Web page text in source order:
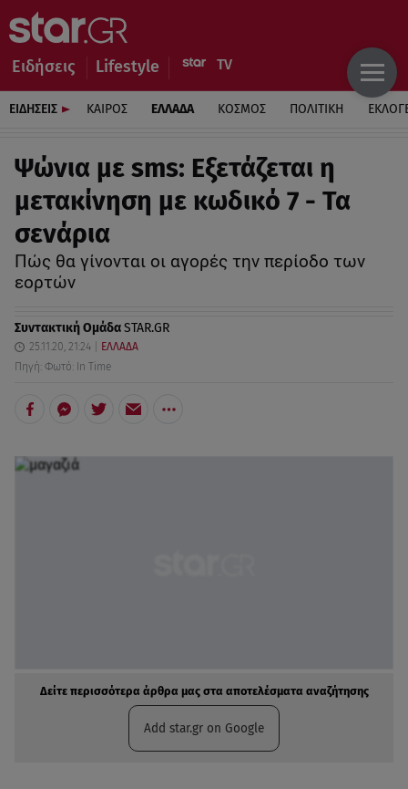
Ειδήσεις Lifestyle
ΕΙΔΗΣΕΙΣ ΚΑΙΡΟΣ ΕΛΛΑΔΑ ΚΟΣΜΟΣ ΠΟΛΙΤΙΚΗ
Ψώνια με sms: Eξετάζεται η
μετακίνηση με κωδικό 7 - Τα
σενάρια
Πώς θα γίνονται οι αγορές την περίοδο των
εορτών
Συντακτική ΟμάδαSTAR.GR
25.11.20, 21:24
ΕΛΛΑΔΑ
Πηγή: Φωτό: In Time
Δείτε περισσότερα άρθρα μας στα αποτελέσματα αναζήτησης
Add star.gr on Google